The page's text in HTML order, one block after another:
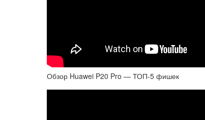
Обзор Huawei P20 Pro — ТОП-5 фишек